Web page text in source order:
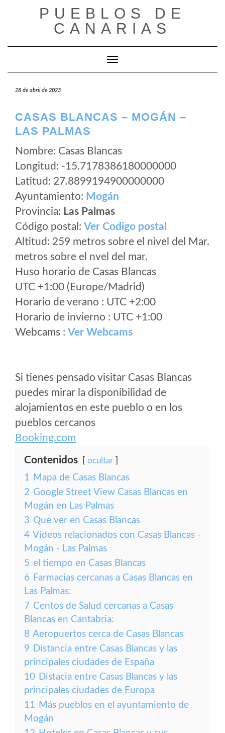
PUEBLOS DE
CANARIAS
Cambiar modo de navegación
28 de abril de 2023
CASAS BLANCAS – MOGÁN –
LAS PALMAS
Nombre: Casas Blancas
Longitud: -15.7178386180000000
Latitud: 27.8899194900000000
Ayuntamiento: Mogán
Provincia: Las Palmas
Código postal: Ver Codigo postal
Altitud: 259 metros sobre el nivel del Mar.
metros sobre el nvel del mar.
Huso horario de Casas Blancas
UTC +1:00 (Europe/Madrid)
Horario de verano : UTC +2:00
Horario de invierno : UTC +1:00
Webcams : Ver Webcams
Si tienes pensado visitar Casas Blancas
puedes mirar la disponibilidad de
alojamientos en este pueblo o en los
pueblos cercanos
Booking.com
Contenidos ocultar
1 Mapa de Casas Blancas
2 Google Street View Casas Blancas en
Mogán en Las Palmas
3 Que ver en Casas Blancas
4 Vídeos relacionados con Casas Blancas -
Mogán - Las Palmas
5 el tiempo en Casas Blancas
6 Farmacias cercanas a Casas Blancas en
Las Palmas:
7 Centos de Salud cercanas a Casas
Blancas en Cantabria:
8 Aeropuertos cerca de Casas Blancas
9 Distancia entre Casas Blancas y las
principales ciudades de España
10 Distacia entre Casas Blancas y las
principales ciudades de Europa
11 Más pueblos en el ayuntamiento de
Mogán